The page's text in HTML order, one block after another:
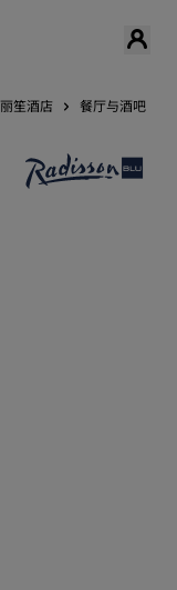
笙酒店 餐厅与酒吧